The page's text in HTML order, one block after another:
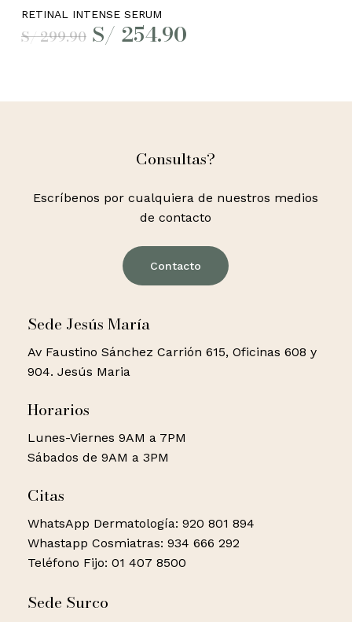
RETINAL INTENSE SERUM
S/299.90 El
precio
S/ 254.90El
precio
Consultas?
Escríbenos por cualquiera de nuestros medios
de contacto
Contacto
Sede Jesús María
Av Faustino Sánchez Carrión 615, Oficinas 608 y
904. Jesús Maria
Horarios
Lunes-Viernes 9AM a 7PM
Sábados de 9AM a 3PM
Citas
WhatsApp Dermatología: 920 801 894
Whastapp Cosmiatras: 934 666 292
Teléfono Fijo: 01 407 8500
Sede Surco